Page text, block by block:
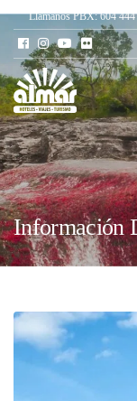
Llámanos PBX: 604
Información